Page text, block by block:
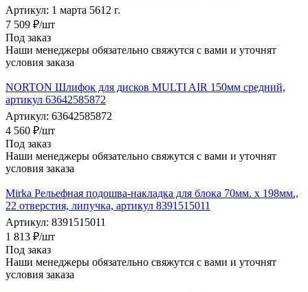
Артикул: 1 марта 5612 г.
7 509 ₽/шт
Под заказ
Наши менеджеры обязательно свяжутся с вами и уточнят
условия заказа
NORTON Шлифок для дисков MULTI AIR 150мм средний,
артикул 63642585872
Артикул: 63642585872
4 560 ₽/шт
Под заказ
Наши менеджеры обязательно свяжутся с вами и уточнят
условия заказа
Mirka Рельефная подошва-накладка для блока 70мм. х 198мм.,
22 отверстия, липучка, артикул 8391515011
Артикул: 8391515011
1 813 ₽/шт
Под заказ
Наши менеджеры обязательно свяжутся с вами и уточнят
условия заказа